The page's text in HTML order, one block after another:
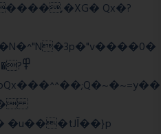
Qx�?
�u���tJǏ��}p